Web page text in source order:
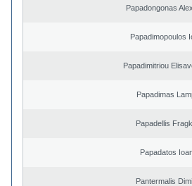
Papadongonas
Papadimopoulos
Papadimitriou
Papadimas
Papadellis
Papadatos
Pantermalis